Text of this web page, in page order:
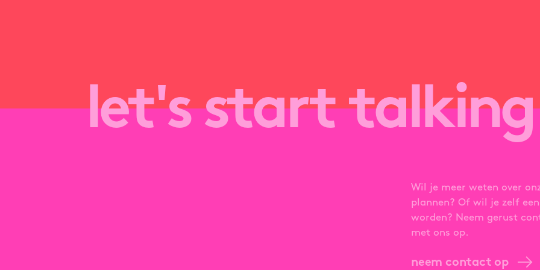
let's start talking
Wil je meer weten over
plannen? Of wil je zelf een
worden? Neem gerust
met ons op.
neem contact op